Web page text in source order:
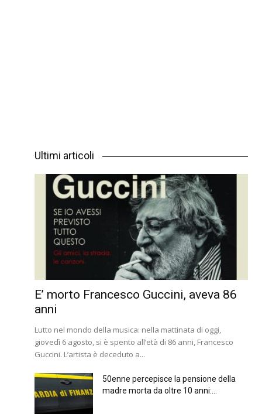
Ultimi articoli
E’ morto Francesco Guccini, aveva 86
anni
Lutto nel mondo della musica: nella mattinata di oggi,
giovedì 6 agosto, si è spento all’età di 86 anni, Francesco
Guccini. L’artista è deceduto a...
50enne percepisce la pensione della
madre morta da oltre 10 anni:...